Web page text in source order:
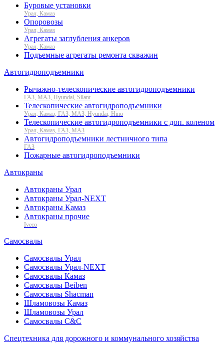
Буровые установки
Урал, Камаз
Опоровозы
Урал, Камаз
Агрегаты заглубления анкеров
Урал, Камаз
Подъемные агрегаты ремонта скважин
Автогидроподъемники
Рычажно-телескопические автогидроподъемники
ГАЗ, МАЗ, Hyundai, Silant
Телескопические автогидроподъемники
Урал, Камаз, ГАЗ, МАЗ, Hyundai, Hino
Телескопические автогидроподъемники с доп. коленом
Урал, Камаз, ГАЗ, МАЗ
Автогидроподъемники лестничного типа
ГАЗ
Пожарные автогидроподъемники
Автокраны
Автокраны Урал
Автокраны Урал-NEXT
Автокраны Камаз
Автокраны прочие
Iveco
Самосвалы
Самосвалы Урал
Самосвалы Урал-NEXT
Самосвалы Камаз
Самосвалы Beiben
Самосвалы Shacman
Шламовозы Камаз
Шламовозы Урал
Самосвалы C&C
Спецтехника для дорожного и коммунального хозяйства